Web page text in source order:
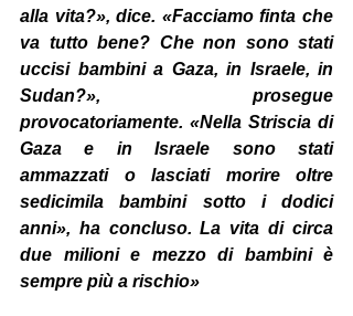
alla vita?», dice. «Facciamo finta che
va tutto bene? Che non sono stati
uccisi bambini a Gaza, in Israele, in
Sudan?», prosegue
provocatoriamente. «Nella Striscia di
Gaza e in Israele sono stati
ammazzati o lasciati morire oltre
sedicimila bambini sotto i dodici
anni», ha concluso. La vita di circa
due milioni e mezzo di bambini è
sempre più a rischio»